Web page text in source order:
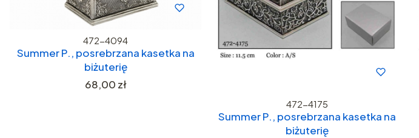
472-4094
Summer P., posrebrzana kasetka na
biżuterię
Cena
68,00 zł
472-4175
Summer P., posrebrzana kasetka na
biżuterię